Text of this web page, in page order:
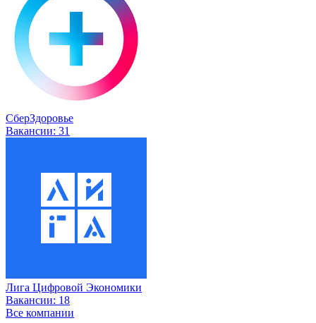
СберЗдоровье
Вакансии: 31
Лига Цифровой Экономики
Вакансии: 18
Все компании